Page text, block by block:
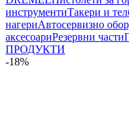
инструментиТакери и
нагериАвтосервизно
аксесоариРезервни части
ПРОДУКТИ
-18%